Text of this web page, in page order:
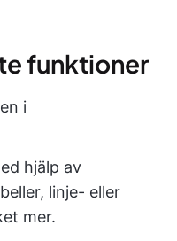
funktioner
i
hjälp av
linje- eller
mer.